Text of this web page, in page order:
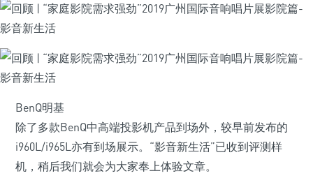
BenQ明基
除了多款BenQ中高端投影机产品到场外，较早前发布的
i960L/i965L亦有到场展示。“影音新生活”已收到评测样
机，稍后我们就会为大家奉上体验文章。